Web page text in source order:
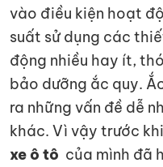
vào điều kiện hoạt
suất sử dụng các
động nhiều hay ít,
bảo dưỡng ắc quy.
ra những vấn đề dễ
khác. Vì vậy trước
xe ô tô của mình đã